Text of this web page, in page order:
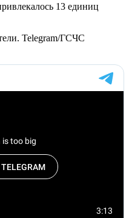
13 единиц
Telegram/ГСЧС